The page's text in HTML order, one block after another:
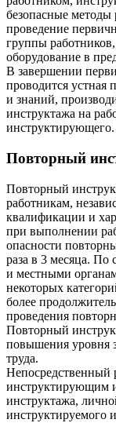
безопасные
проведение
группы
оборудование в
В завершении
проводится устная
и знаний,
инструктажа на
инструктирующего.
Повторный
Повторный
работникам,
квалификации и
при выполнении
опасности
раза в 3 месяца.
и местными
некоторых
более
проведения
Повторный
повышения уровня
труда.
Непосредственный
инструктирующим и
инструктажа,
инструктируемого